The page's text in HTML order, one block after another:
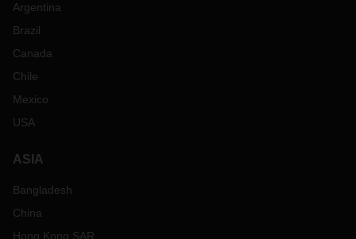
Argentina
Brazil
Canada
Chile
Mexico
USA
ASIA
Bangladesh
China
Hong Kong SAR